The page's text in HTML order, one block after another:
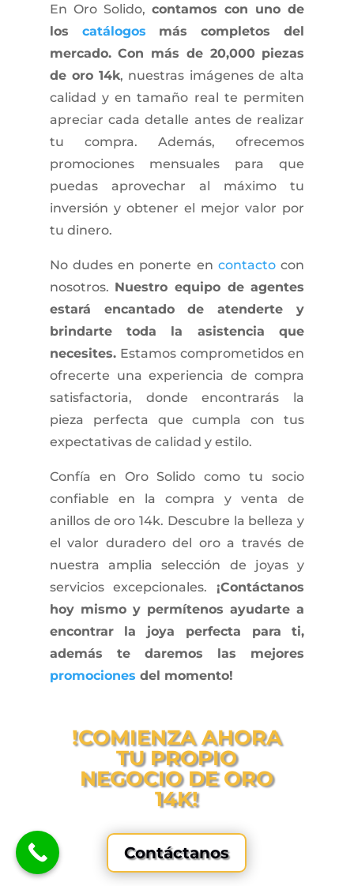
En Oro Solido, contamos con uno de
los catálogos más completos del
mercado. Con más de 20,000 piezas
de oro 14k, nuestras imágenes de alta
calidad y en tamaño real te permiten
apreciar cada detalle antes de realizar
tu compra. Además, ofrecemos
promociones mensuales para que
puedas aprovechar al máximo tu
inversión y obtener el mejor valor por
tu dinero.
No dudes en ponerte encontacto con
nosotros. Nuestro equipo de agentes
estará encantado de atenderte y
brindarte toda la asistencia que
necesites.Estamos comprometidos en
ofrecerte una experiencia de compra
satisfactoria, donde encontrarás la
pieza perfecta que cumpla con tus
expectativas de calidad y estilo.
Confía en Oro Solido como tu socio
confiable en la compra y venta de
anillos de oro 14k. Descubre la belleza y
el valor duradero del oro a través de
nuestra amplia selección de joyas y
servicios excepcionales.¡Contáctanos
hoy mismo y permítenos ayudarte a
encontrar la joya perfecta para ti,
además te daremos las mejores
promociones del momento!
!COMIENZA AHORA
TU PROPIO
NEGOCIO DE ORO
14K!
Contáctanos